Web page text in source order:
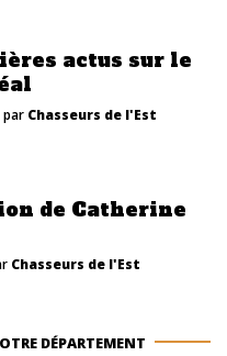
actus sur le
par Chasseurs de l'Est
de Catherine
Chasseurs de l'Est
DÉPARTEMENT